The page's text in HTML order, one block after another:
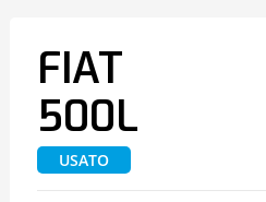
FIAT
500L
USATO